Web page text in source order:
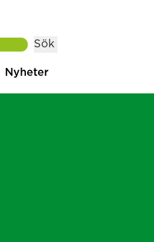
Sök
Nyheter